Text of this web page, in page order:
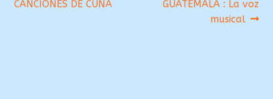
Discoteca Digital Butiá
de
CANCIONES DE CUNA
GUATEMALA : La voz
musical